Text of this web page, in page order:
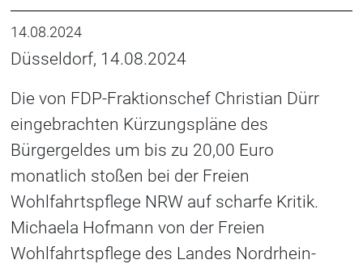
14.08.2024
Düsseldorf, 14.08.2024
Die von FDP-Fraktionschef Christian Dürr
eingebrachten Kürzungspläne des
Bürgergeldes um bis zu 20,00 Euro
monatlich stoßen bei der Freien
Wohlfahrtspflege NRW auf scharfe Kritik.
Michaela Hofmann von der Freien
Wohlfahrtspflege des Landes Nordrhein-